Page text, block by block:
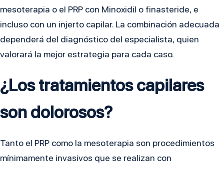
mesoterapia o el PRP con Minoxidil o finasteride, e
incluso con un injerto capilar. La combinación adecuada
dependerá del diagnóstico del especialista, quien
valorará la mejor estrategia para cada caso.
¿Los tratamientos capilares
son dolorosos?
Tanto el PRP como la mesoterapia son procedimientos
mínimamente invasivos que se realizan con